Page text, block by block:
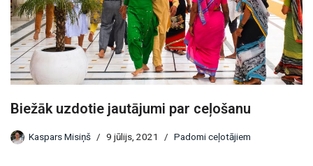
Biežāk uzdotie jautājumi par ceļošanu
Kaspars Misiņš 9 jūlijs, 2021 Padomi ceļotājiem